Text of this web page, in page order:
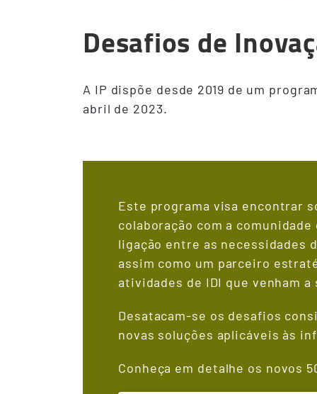
Desafios de
A IP dispõe desde 2019 de um
abril de 2023.
Este programa visa encontrar
colaboração com a
ligação entre as necessidades
assim como um parceiro
atividades de IDI que venham
Desatacam-se os desafios
novas soluções aplicáveis às
Conheça em detalhe os novos